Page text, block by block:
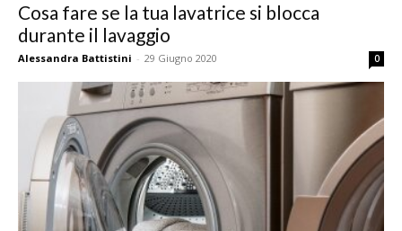
Cosa fare se la tua lavatrice si blocca
durante il lavaggio
Alessandra Battistini - 29 Giugno 2020 0